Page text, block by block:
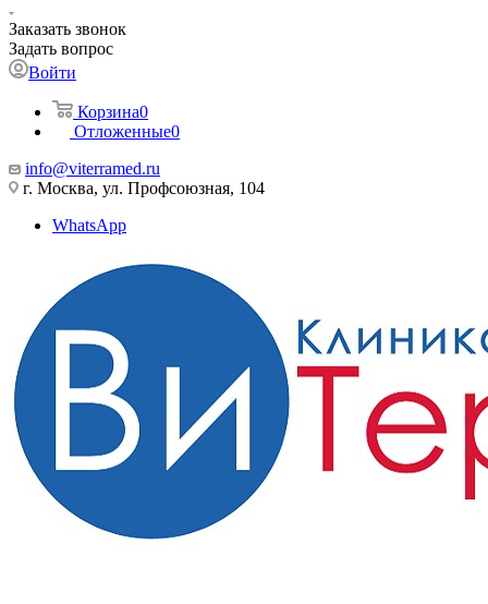
Заказать звонок
Задать вопрос
Войти
Корзина0
Отложенные0
info@viterramed.ru
г. Москва, ул. Профсоюзная, 104
WhatsApp